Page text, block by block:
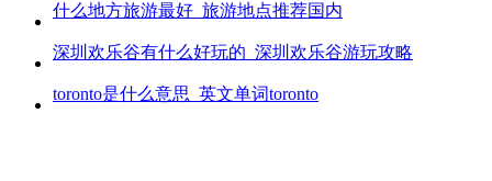
什么地方旅游最好_旅游地点推荐国内
深圳欢乐谷有什么好玩的_深圳欢乐谷游玩攻略
toronto是什么意思_英文单词toronto